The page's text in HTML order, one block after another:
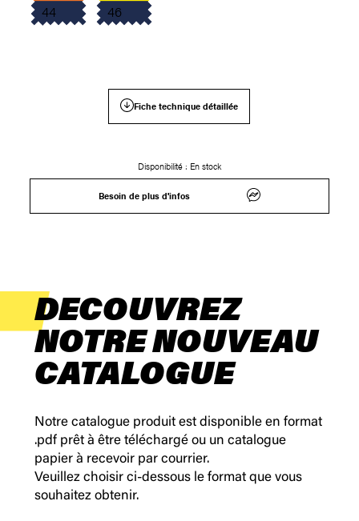
44 46
Fiche technique détaillée
Disponibilité : En stock
Besoin de plus d'infos
DECOUVREZ
NOTRE NOUVEAU
CATALOGUE
Notre catalogue produit est disponible en format
.pdf prêt à être téléchargé ou un catalogue
papier à recevoir par courrier.
Veuillez choisir ci-dessous le format que vous
souhaitez obtenir.